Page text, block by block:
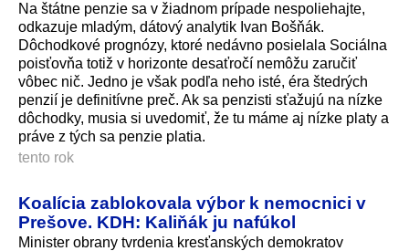
Na štátne penzie sa v žiadnom prípade nespoliehajte,
odkazuje mladým, dátový analytik Ivan Bošňák.
Dôchodkové prognózy, ktoré nedávno posielala Sociálna
poisťovňa totiž v horizonte desaťročí nemôžu zaručiť
vôbec nič. Jedno je však podľa neho isté, éra štedrých
penzií je definitívne preč. Ak sa penzisti sťažujú na nízke
dôchodky, musia si uvedomiť, že tu máme aj nízke platy a
práve z tých sa penzie platia.
tento rok
Koalícia zablokovala výbor k nemocnici v
Prešove. KDH: Kaliňák ju nafúkol
Minister obrany tvrdenia kresťanských demokratov